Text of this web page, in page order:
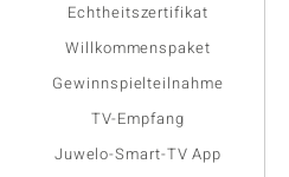
Echtheitszertifikat
Willkommenspaket
Gewinnspielteilnahme
TV-Empfang
Juwelo-Smart-TV App